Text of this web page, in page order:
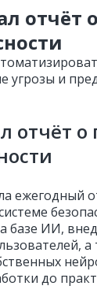
отчёт
угрозы и
отчёт
ежегодный
ИИ,
до